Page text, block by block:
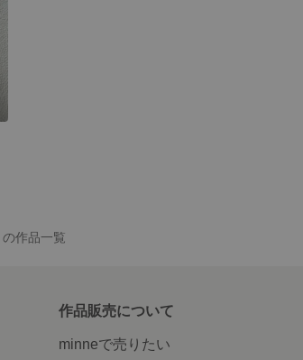
作品一覧
作品販売について
minneで売りたい